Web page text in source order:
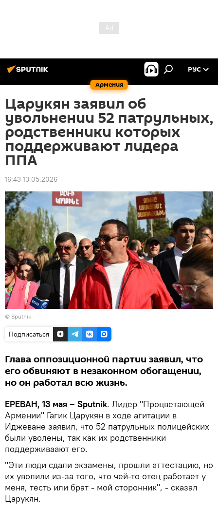
Армения
РУС
Царукян заявил об
увольнении 52 патрульных,
родственники которых
поддерживают лидера
ППА
16:43 13.05.2026
© Sputnik
Подписаться
Глава оппозиционной партии заявил, что
его обвиняют в незаконном обогащении,
но он работал всю жизнь.
ЕРЕВАН, 13 мая – Sputnik. Лидер "Процветающей
Армении" Гагик Царукян в ходе агитации в
Иджеване заявил, что 52 патрульных полицейских
были уволены, так как их родственники
поддерживаают его.
"Эти люди сдали экзамены, прошли аттестацию, но
их уволили из-за того, что чей-то отец работает у
меня, тесть или брат - мой сторонник", - сказал
Царукян.